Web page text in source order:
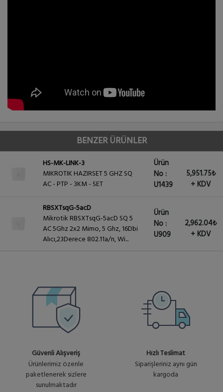
BENZER ÜRÜNLER
HS-MK-LINK-3
MIKROTIK HAZIRSET 5 GHZ SQ
AC - PTP - 3KM - SET
Ürün
No :
U1439
5,951.75₺
+ KDV
RBSXTsqG-5acD
Mikrotik RBSXTsqG-5acD SQ 5
AC 5Ghz 2x2 Mimo, 5 Ghz, 16Dbi
Alıcı,23Derece 802.11a/n, Wi...
Ürün
No :
U909
2,962.04₺
+ KDV
Güvenli Alışveriş
Ürünlerimiz özenle
paketlenerek sizlere
sunulmaktadır
Hızlı Teslimat
Siparişleriniz aynı gün
kargoda